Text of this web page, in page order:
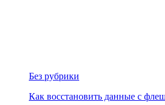
Без рубрики
Как восстановить данные с